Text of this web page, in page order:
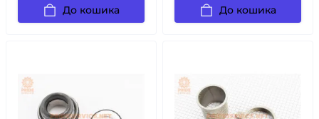
До кошика До кошика